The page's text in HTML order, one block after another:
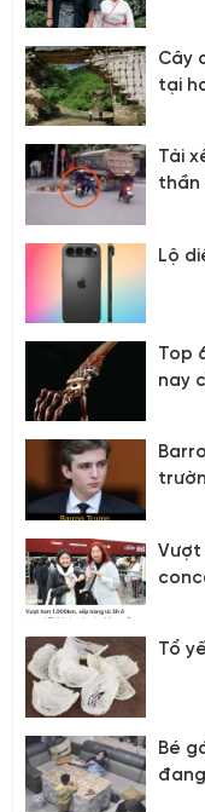
Cây
tại
Tài
thần
Lộ
Top
nay
Vượt
Tổ
Bé